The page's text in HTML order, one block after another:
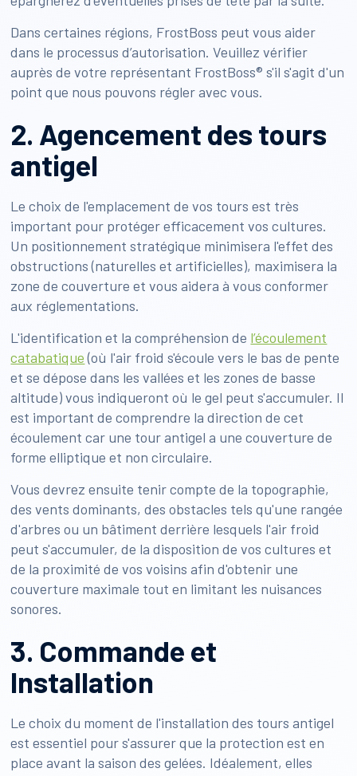
Dans certaines régions, FrostBoss peut vous aider
dans le processus d’autorisation. Veuillez vérifier
auprès de votre représentant FrostBoss® s'il s'agit d'un
point que nous pouvons régler avec vous.
2. Agencement des tours
antigel
Le choix de l'emplacement de vos tours est très
important pour protéger efficacement vos cultures.
Un positionnement stratégique minimisera l'effet des
obstructions (naturelles et artificielles), maximisera la
zone de couverture et vous aidera à vous conformer
aux réglementations.
L'identification et la compréhension de l’écoulement
catabatique(où l'air froid s'écoule vers le bas de pente
et se dépose dans les vallées et les zones de basse
altitude) vous indiqueront où le gel peut s'accumuler. Il
est important de comprendre la direction de cet
écoulement car une tour antigel a une couverture de
forme elliptique et non circulaire.
Vous devrez ensuite tenir compte de la topographie,
des vents dominants, des obstacles tels qu'une rangée
d'arbres ou un bâtiment derrière lesquels l'air froid
peut s'accumuler, de la disposition de vos cultures et
de la proximité de vos voisins afin d'obtenir une
couverture maximale tout en limitant les nuisances
sonores.
3. Commande et
Installation
Le choix du moment de l'installation des tours antigel
est essentiel pour s'assurer que la protection est en
place avant la saison des gelées. Idéalement, elles